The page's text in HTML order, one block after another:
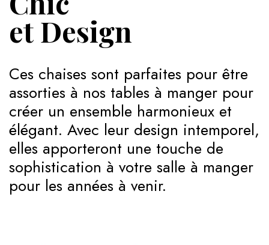
et Design
Ces chaises sont parfaites pour être
assorties à nos tables à manger pour
créer un ensemble harmonieux et
élégant. Avec leur design intemporel,
elles apporteront une touche de
sophistication à votre salle à manger
pour les années à venir.